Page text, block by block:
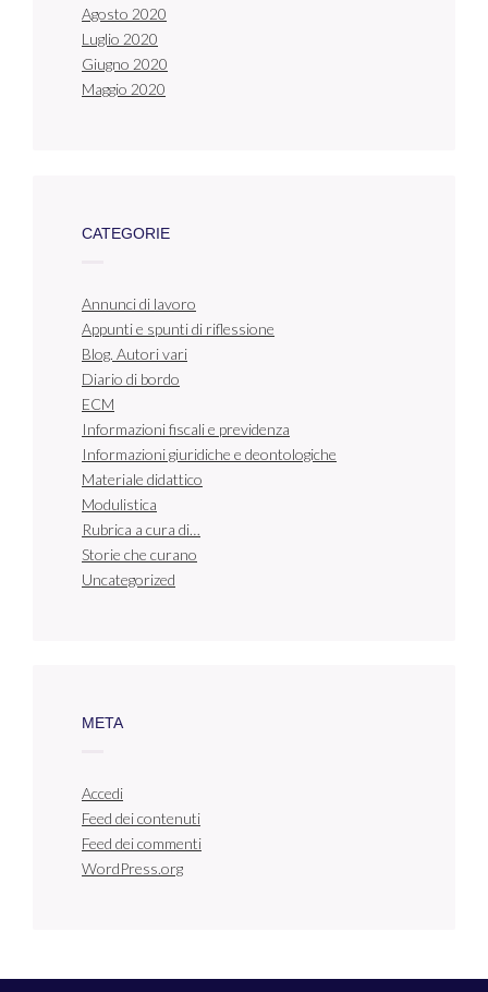
Agosto 2020
Luglio 2020
Giugno 2020
Maggio 2020
CATEGORIE
Annunci di lavoro
Appunti e spunti di riflessione
Blog. Autori vari
Diario di bordo
ECM
Informazioni fiscali e previdenza
Informazioni giuridiche e deontologiche
Materiale didattico
Modulistica
Rubrica a cura di…
Storie che curano
Uncategorized
META
Accedi
Feed dei contenuti
Feed dei commenti
WordPress.org